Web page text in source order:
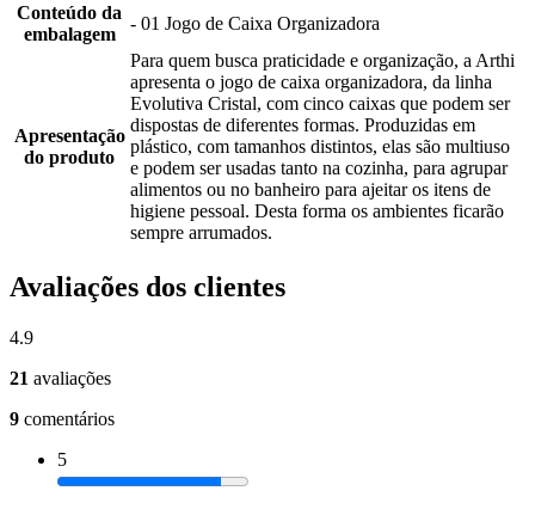
Conteúdo da
embalagem
- 01 Jogo de Caixa Organizadora
Apresentação
do produto
Para quem busca praticidade e organização, a Arthi
apresenta o jogo de caixa organizadora, da linha
Evolutiva Cristal, com cinco caixas que podem ser
dispostas de diferentes formas. Produzidas em
plástico, com tamanhos distintos, elas são multiuso
e podem ser usadas tanto na cozinha, para agrupar
alimentos ou no banheiro para ajeitar os itens de
higiene pessoal. Desta forma os ambientes ficarão
sempre arrumados.
Avaliações dos clientes
4.9
21 avaliações
9 comentários
5